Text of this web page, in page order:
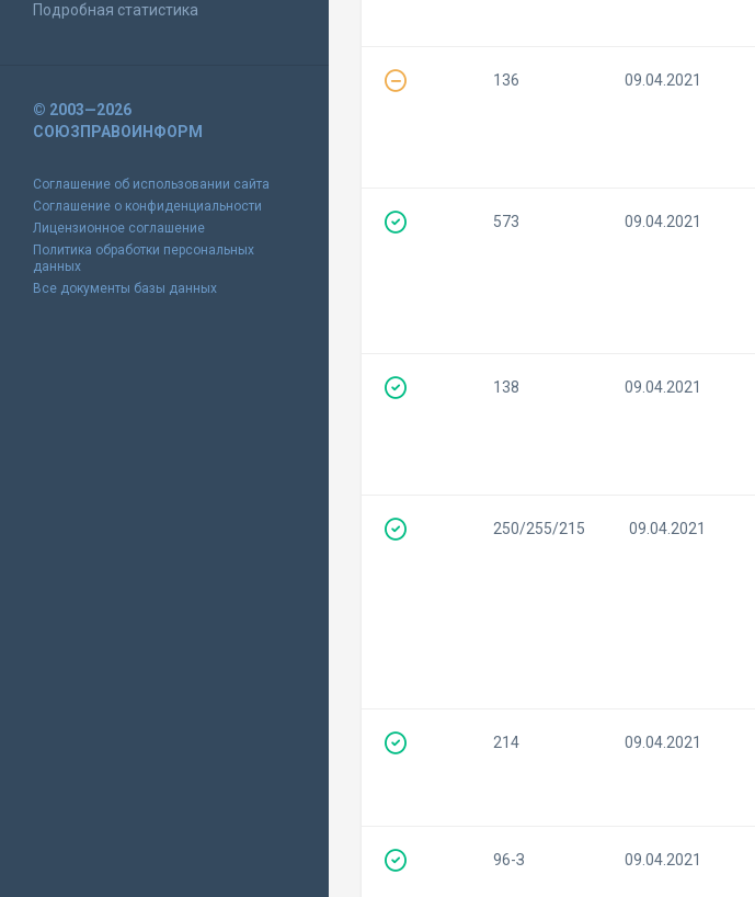
Подробная статистика
© 2003—2026
СОЮЗПРАВОИНФОРМ
Соглашение об использовании сайта
Соглашение о конфиденциальности
Лицензионное соглашение
Политика обработки персональных
данных
Все документы базы данных
136 09.04.2021
573 09.04.2021
138 09.04.2021
250/255/215 09.04.2021
214 09.04.2021
96-З 09.04.2021